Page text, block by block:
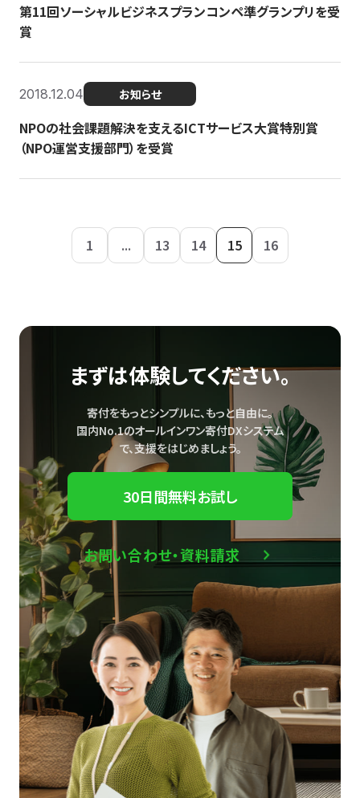
第11回ソーシャルビジネスプランコンペ準グランプリを受
賞
2018.12.04 お知らせ
NPOの社会課題解決を支えるICTサービス大賞特別賞
（NPO運営支援部門）を受賞
1 ... 13 14 15 16
まずは体験してください。
寄付をもっとシンプルに、もっと自由に。
国内No.1のオールインワン寄付DXシステム
で、支援をはじめましょう。
30日間無料お試し
お問い合わせ・資料請求